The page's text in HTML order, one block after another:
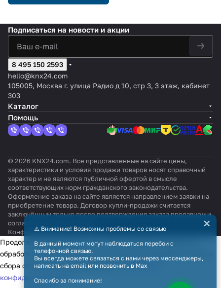
Подписаться на новости и акции
8 495 150 2593
hello@knx24.com
105005, Москва г. улица Радио д 10, стр 3, 3 этаж, кабинет
303
Каталог
Помощь
© 2026 KNX24.com. Все представленные на сайте цены,
характеристики и условия продажи товаров носят справочный
характер и не являются публичной офертой в смысле
соответствующих норм гражданского законодательства.
Оформление заказа на сайте является направлением заявки на
приобретение товара. Договор купли-продажи считается
заключённым только после подтверждения заказа продавцом и
согласования всех условий.
КонфиденциальностьОферта
⚠️ Внимание! Возможны проблемы со связью
В данный момент могут наблюдаться перебои с
телефонной связью.
Вы всегда можете связаться с нами через мессенджеры,
написать на email или позвонить в Max
Спасибо за понимание!
×
Продолжая использовать наш сайт, вы даёте согласие на
обработку файлов cookie в целях функционирования сайта и
сбора статистики в соответствии сполитикой
конфиденциальности